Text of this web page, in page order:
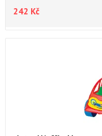
242 Kč